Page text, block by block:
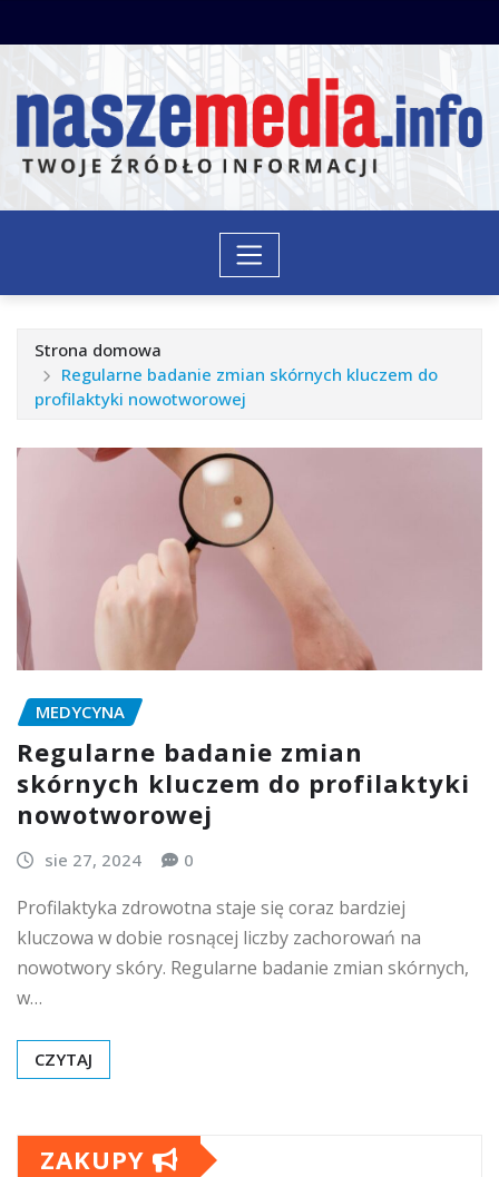
do
Strona domowa
Regularne badanie zmian skórnych kluczem do
profilaktyki nowotworowej
MEDYCYNA
Regularne badanie zmian
skórnych kluczem do profilaktyki
nowotworowej
sie 27, 2024 0
Profilaktyka zdrowotna staje się coraz bardziej
kluczowa w dobie rosnącej liczby zachorowań na
nowotwory skóry. Regularne badanie zmian skórnych,
w…
CZYTAJ
ZAKUPY